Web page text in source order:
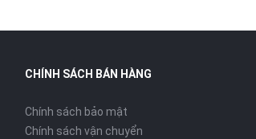
CHÍNH SÁCH BÁN HÀNG
Chính sách bảo mật
Chính sách vận chuyển